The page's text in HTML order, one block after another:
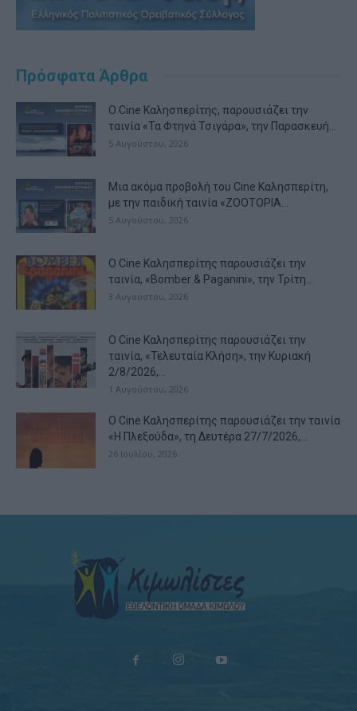
Πρόσφατα Άρθρα
Ο Cine Καλησπερίτης, παρουσιάζει την
ταινία «Τα Φτηνά Τσιγάρα», την Παρασκευή...
5 Αυγούστου, 2026
Μια ακόμα προβολή του Cine Καλησπερίτη,
με την παιδική ταινία «ZOOTOPIA...
5 Αυγούστου, 2026
Ο Cine Καλησπερίτης παρουσιάζει την
ταινία, «Bomber & Paganini», την Τρίτη...
3 Αυγούστου, 2026
Ο Cine Καλησπερίτης παρουσιάζει την
ταινία, «Τελευταία Κλήση», την Κυριακή
2/8/2026,...
1 Αυγούστου, 2026
Ο Cine Καλησπερίτης παρουσιάζει την ταινία
«Η Πλεξούδα», τη Δευτέρα 27/7/2026,...
26 Ιουλίου, 2026